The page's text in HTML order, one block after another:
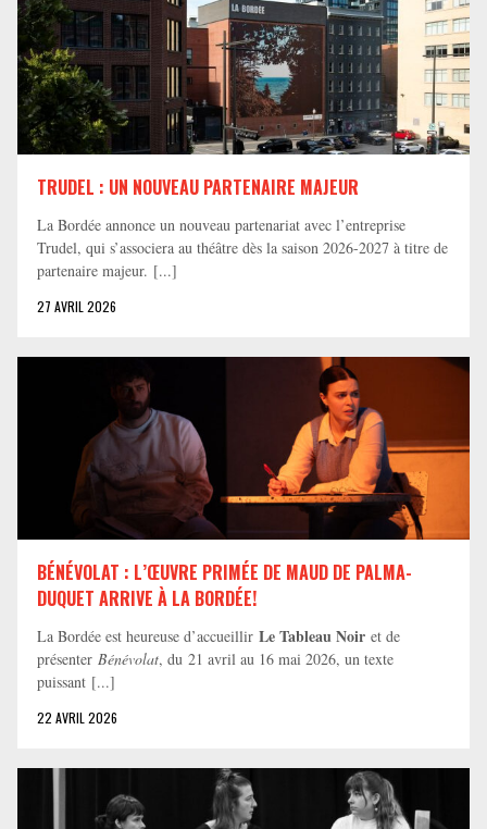
TRUDEL : UN NOUVEAU PARTENAIRE MAJEUR
La Bordée annonce un nouveau partenariat avec l’entreprise
Trudel, qui s’associera au théâtre dès la saison 2026-2027 à titre de
partenaire majeur. [...]
27 AVRIL 2026
BÉNÉVOLAT : L’ŒUVRE PRIMÉE DE MAUD DE PALMA-
DUQUET ARRIVE À LA BORDÉE!
La Bordée est heureuse d’accueillir Le Tableau Noir et de
présenter Bénévolat, du 21 avril au 16 mai 2026, un texte
puissant [...]
22 AVRIL 2026